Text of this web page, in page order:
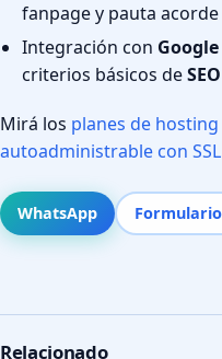
fanpage y pauta
Integración con Google
criterios básicos deSEO
Mirá los planes de hosting
autoadministrable con SSL
WhatsApp
Relacionado